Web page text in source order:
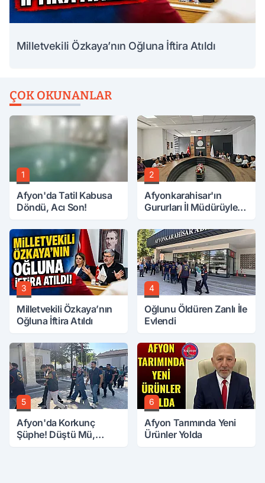
Milletvekili Özkaya’nın Oğluna İftira Atıldı
ÇOK OKUNANLAR
1
Afyon'da Tatil Kabusa
Döndü, Acı Son!
2
Afyonkarahisar'ın
Gururları İl Müdürüyle
3
Milletvekili Özkaya’nın
Oğluna İftira Atıldı
4
Oğlunu Öldüren Zanlı İle
Evlendi
5
Afyon'da Korkunç
Şüphe! Düştü Mü,
6
Afyon Tarımında Yeni
Ürünler Yolda